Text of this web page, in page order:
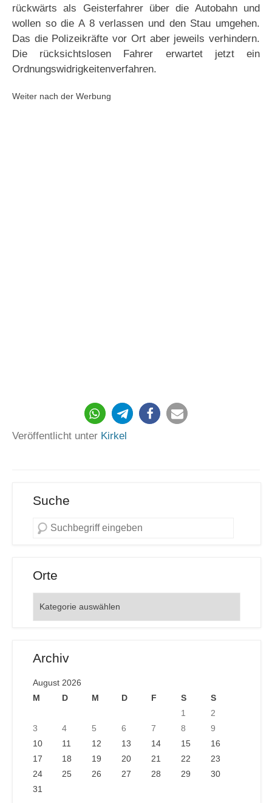
rückwärts als Geisterfahrer über die Autobahn und
wollen so die A 8 verlassen und den Stau umgehen.
Das die Polizeikräfte vor Ort aber jeweils verhindern.
Die rücksichtslosen Fahrer erwartet jetzt ein
Ordnungswidrigkeitenverfahren.
Weiter nach der Werbung
Veröffentlicht unter Kirkel
Suche
Orte
Archiv
August 2026
M
D M D F S
S
1
2
3
4 5 6 7 8
9
10
11 12 13 14 15
16
17
18 19 20 21 22
23
24
25 26 27 28 29
30
31